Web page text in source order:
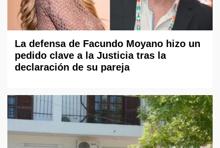
La defensa de Facundo Moyano hizo un
pedido clave a la Justicia tras la
declaración de su pareja